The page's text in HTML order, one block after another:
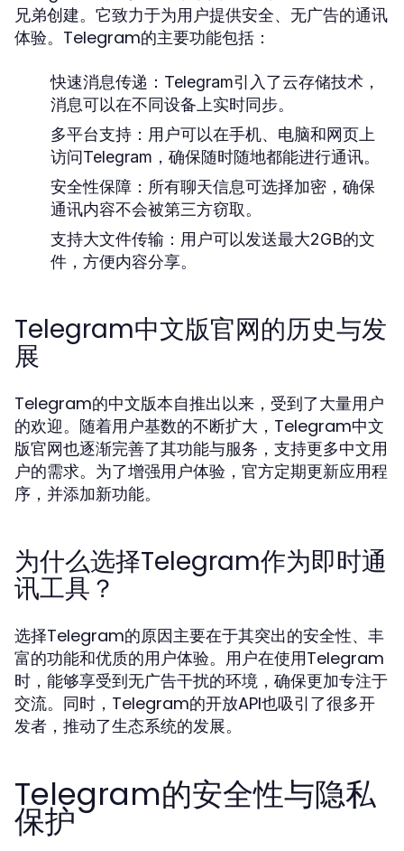
兄弟创建。它致力于为用户提供安全、无广告的通讯
体验。Telegram的主要功能包括：
快速消息传递： Telegram引入了云存储技术，
消息可以在不同设备上实时同步。
多平台支持： 用户可以在手机、电脑和网页上
访问Telegram，确保随时随地都能进行通讯。
安全性保障： 所有聊天信息可选择加密，确保
通讯内容不会被第三方窃取。
支持大文件传输： 用户可以发送最大2GB的文
件，方便内容分享。
Telegram中文版官网的历史与发
展
Telegram的中文版本自推出以来，受到了大量用户
的欢迎。随着用户基数的不断扩大，Telegram中文
版官网也逐渐完善了其功能与服务，支持更多中文用
户的需求。为了增强用户体验，官方定期更新应用程
序，并添加新功能。
为什么选择Telegram作为即时通
讯工具？
选择Telegram的原因主要在于其突出的安全性、丰
富的功能和优质的用户体验。用户在使用Telegram
时，能够享受到无广告干扰的环境，确保更加专注于
交流。同时，Telegram的开放API也吸引了很多开
发者，推动了生态系统的发展。
Telegram的安全性与隐私
保护